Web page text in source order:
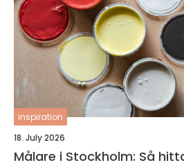
inspiration
18. July 2026
Målare i Stockholm: Så